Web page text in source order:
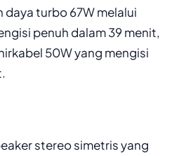
turbo 67W melalui
penuh dalam 39 menit,
50W yang mengisi
stereo simetris yang